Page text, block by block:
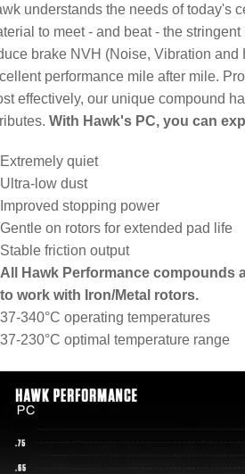
understands the needs of today's
to meet - and beat - the
brake NVH (Noise, Vibration
performance mile after mile.
effectively, our unique compound
With Hawk's PC, you can
Extremely quiet
Ultra-low dust
Improved stopping power
Gentle on rotors for extended pad life
Stable friction output
All Hawk Performance compounds
to work with Iron/Metal rotors.
37-340°C operating temperatures
37-230°C optimal temperature range